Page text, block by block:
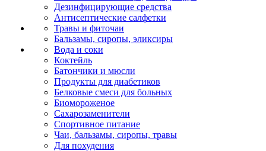
Дезинфицирующие средства
Антисептические салфетки
Травы и фиточаи
Бальзамы, сиропы, эликсиры
Вода и соки
Коктейль
Батончики и мюсли
Продукты для диабетиков
Белковые смеси для больных
Биомороженое
Сахарозаменители
Спортивное питание
Чаи, бальзамы, сиропы, травы
Для похудения